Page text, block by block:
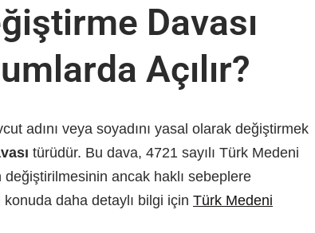
Davası
Açılır?
adını veya soyadını yasal olarak değiştirmek
türüdür. Bu dava, 4721 sayılı Türk Medeni
değiştirilmesinin ancak haklı sebeplere
daha detaylı bilgi için Türk Medeni